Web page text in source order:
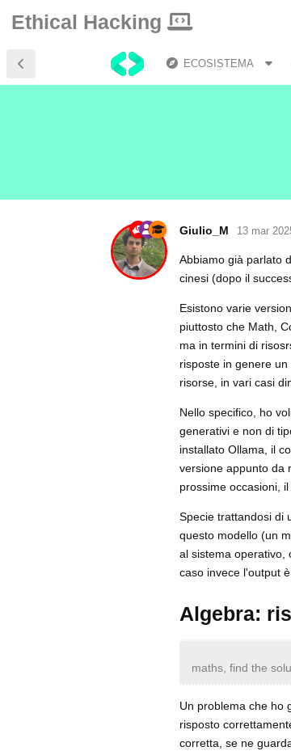
Ethical Hacking
ECOSISTEMA
Giulio_M 13 mar
Abbiamo già parlato
cinesi (dopo il
Esistono varie
piuttosto che Math,
ma in termini di
risposte in genere
risorse, in vari casi
Nello specifico, ho
generativi e non di
installato Ollama, il
versione appunto da
prossime occasioni,
Specie trattandosi di
questo modello (un
al sistema operativo,
caso invece l'output
Algebra:
maths, find the
Un problema che ho
risposto
corretta, se ne